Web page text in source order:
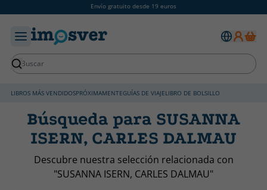
Envío gratuito desde 19 euros
LIBROS MÁS VENDIDOSPRÓXIMAMENTEGUÍAS DE VIAJELIBRO DE BOLSILLO
Búsqueda para SUSANNA
ISERN, CARLES DALMAU
Descubre nuestra selección relacionada con
"SUSANNA ISERN, CARLES DALMAU"